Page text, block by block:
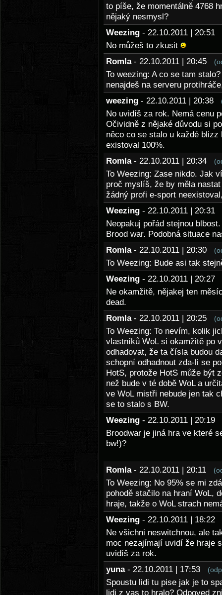
to píše, že momentálně 4768
nějaký nesmysl?
Weezing - 22.10.2011 | 20:51
No můžeš to zkusit
Romla - 22.10.2011 | 20:45
To weezing: A co se tam
nenajdeš na serveru
weezing - 22.10.2011 | 20:38
No uvidíš za rok. Nemá cenu
Očividně z nějaké důvodu si
něco co se stalo u každé
existoval 100%.
Romla - 22.10.2011 | 20:34
To Weezing: Zase nikdo. Jak
proč myslíš, že by měla
žádný profi e-sport
Weezing - 22.10.2011 | 20:31
Neopakuj pořád stejnou
Brood war. Podobná situace
Romla - 22.10.2011 | 20:30
To Weezing: Bude asi tak
Weezing - 22.10.2011 | 20:27
Ne okamžitě, nějakej ten
dead.
Romla - 22.10.2011 | 20:25
To Weezing: To nevím, kolik
vlastníků WoL si okamžitě po
odhadovat, že ta čísla budou
schopní odhadnout zda-li se
HotS, protože HotS může být
než bude v té době WoL a
ve WoL mistři nebude jen tak
se to stalo s BW.
Weezing - 22.10.2011 | 20:19
Broodwar je jiná hra ve které
bw!)?
Romla - 22.10.2011 | 20:11
To Weezing: No 95% se mi
pohodě stačilo na hraní WoL,
hraje, takže o WoL strach
Weezing - 22.10.2011 | 18:22
Ne všichni neswitchnou, ale
moc nezajímají uvidí že hraje
uvidíš za rok.
yuna - 22.10.2011 | 17:53
Spoustu lidi tu pise jak je to
lidi z vas to hralo? Odpoved